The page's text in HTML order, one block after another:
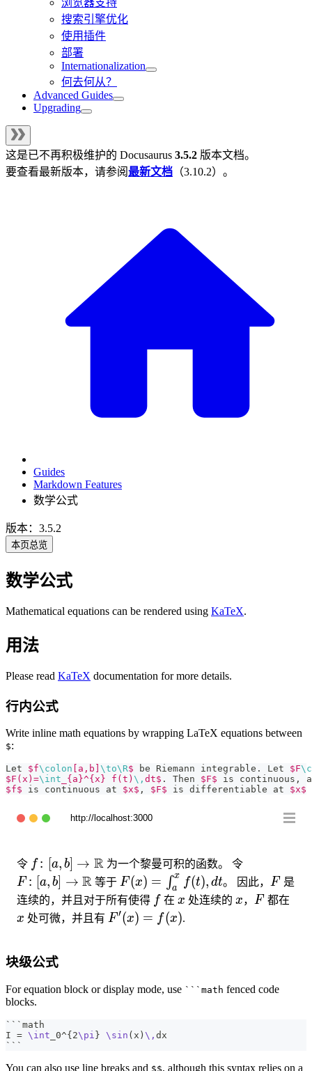
浏览器支持
搜索引擎优化
使用插件
部署
Internationalization
何去何从？
Advanced Guides
Upgrading
这是已不再积极维护的 Docusaurus 3.5.2 版本文档。
要查看最新版本，请参阅最新文档 （3.10.2）。
Guides
Markdown Features
数学公式
版本：3.5.2
本页总览
数学公式
Mathematical equations can be rendered using KaTeX.
用法
Please read KaTeX documentation for more details.
行内公式
Write inline math equations by wrapping LaTeX equations between
$:
Let $f\colon [a,b] \to\R$ be Riemann integrable. Let $F
$F(x)=\int _{a}^{x} f(t) \, dt$ . Then $F$ is continuous,
$f$ is continuous at $x$ , $F$ is differentiable at $x$
http://localhost:3000
令 f\colon[a,b]\to\R
f : a, b] → R 为一个黎曼可积的函数。 令
F : [a, b → R 等于 F(x)=\int_{a}^{x}
f(t),dt
F (x) = ∫a
x
f(t), dt。 因此， F
F 是
连续的，并且对于所有使得 ff 在x
x 处连续的x
x， F
F 都在
x 处可微，并且有 F'(x)=f(x)
F ′(x) = f(x).
块级公式
For equation block or display mode, use ```math fenced code
blocks.
```math
I = \int _0^{2\pi } \sin (x) \, dx
```
You can also use line breaks and $$, although this syntax relies on a